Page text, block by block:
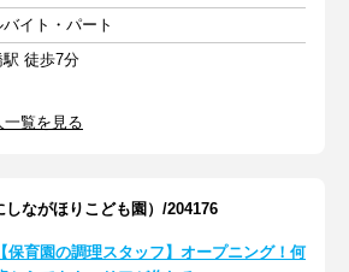
バイト・パート
駅 徒歩7分
覧を見る
ながほりこども園）/204176
【保育園の調理スタッフ】オープニング！何